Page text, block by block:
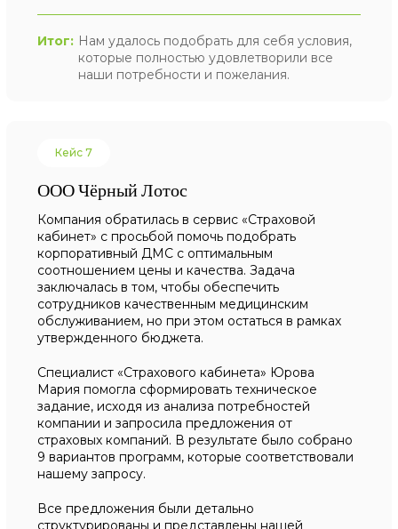
Итог: Нам удалось подобрать для себя условия,
которые полностью удовлетворили все
наши потребности и пожелания.
Кейс 7
ООО Чёрный Лотос
Компания обратилась в сервис «Страховой
кабинет» с просьбой помочь подобрать
корпоративный ДМС с оптимальным
соотношением цены и качества. Задача
заключалась в том, чтобы обеспечить
сотрудников качественным медицинским
обслуживанием, но при этом остаться в рамках
утвержденного бюджета.
Специалист «Страхового кабинета» Юрова
Мария помогла сформировать техническое
задание, исходя из анализа потребностей
компании и запросила предложения от
страховых компаний. В результате было собрано
9 вариантов программ, которые соответствовали
нашему запросу.
Все предложения были детально
структурированы и представлены нашей